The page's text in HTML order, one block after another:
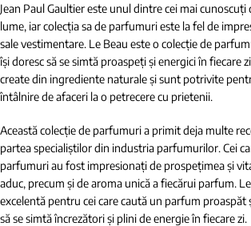
Jean Paul Gaultier este unul dintre cei mai
lume, iar colecția sa de parfumuri este la fel de
sale vestimentare. Le Beau este o colecție de
își doresc să se simtă proaspeți și energici în fiecare
create din ingrediente naturale și sunt potrivite
întâlnire de afaceri la o petrecere cu prietenii.
Această colecție de parfumuri a primit deja multe
partea specialiștilor din industria parfumurilor. Cei
parfumuri au fost impresionați de prospețimea și
aduc, precum și de aroma unică a fiecărui parfum.
excelentă pentru cei care caută un parfum proaspăt
să se simtă încrezători și plini de energie în fiecare zi.